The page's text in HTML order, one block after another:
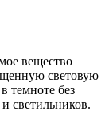
вещество
световую
темноте без
светильников.